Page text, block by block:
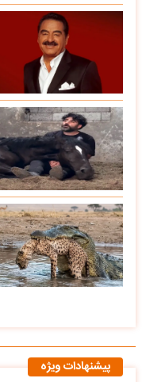
پیشنهادات ویژه